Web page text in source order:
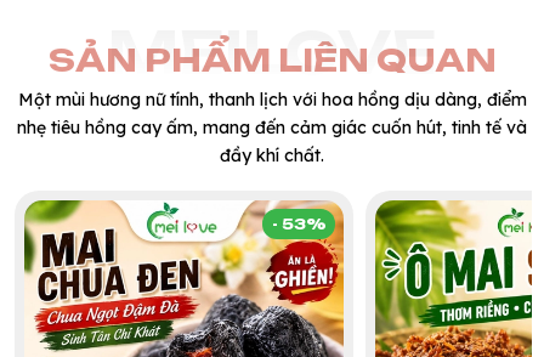
MEILOVE
SẢN PHẨM LIÊN QUAN
Một mùi hương nữ tính, thanh lịch với hoa hồng dịu dàng, điểm
nhẹ tiêu hồng cay ấm, mang đến cảm giác cuốn hút, tinh tế và
đầy khí chất.
- 53%